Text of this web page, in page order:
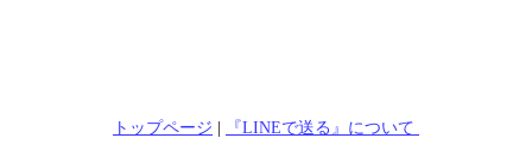
トップページ | 『LINEで送る』について